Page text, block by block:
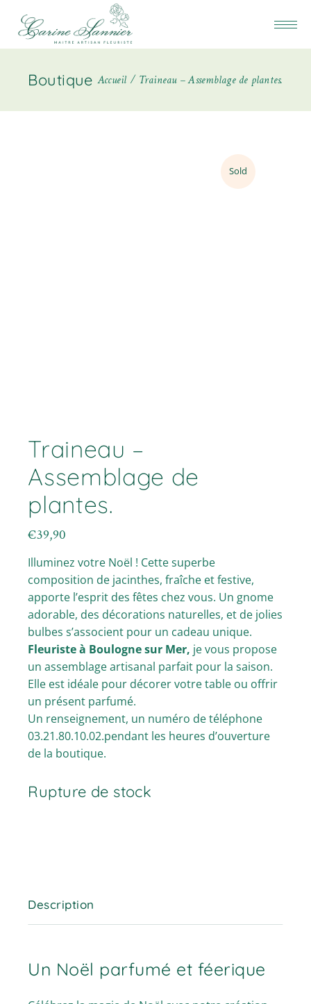
Boutique Accueil Traineau – Assemblage de plantes.
Sold
Traineau –
Assemblage de
plantes.
€39,90
Illuminez votre Noël ! Cette superbe
composition de jacinthes, fraîche et festive,
apporte l’esprit des fêtes chez vous. Un gnome
adorable, des décorations naturelles, et de jolies
bulbes s’associent pour un cadeau unique.
Fleuriste à Boulogne sur Mer, je vous propose
un assemblage artisanal parfait pour la saison.
Elle est idéale pour décorer votre table ou offrir
un présent parfumé.
Un renseignement, un numéro de téléphone
03.21.80.10.02.pendant les heures d’ouverture
de la boutique.
Rupture de stock
Description
Un Noël parfumé et féerique